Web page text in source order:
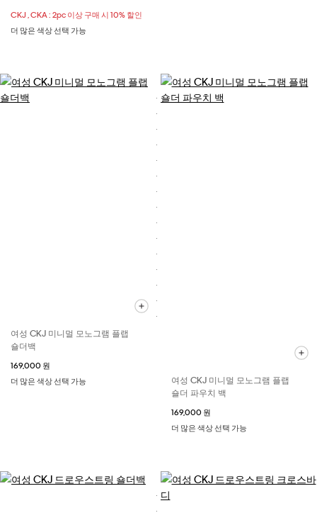
CKJ , CKA : 2pc 이상 구매 시 10% 할인
더 많은 색상 선택 가능
여성 CKJ 미니멀 모노그램 플랩
숄더백
169,000 원
더 많은 색상 선택 가능
여성 CKJ 미니멀 모노그램 플랩
숄더 파우치 백
169,000 원
더 많은 색상 선택 가능